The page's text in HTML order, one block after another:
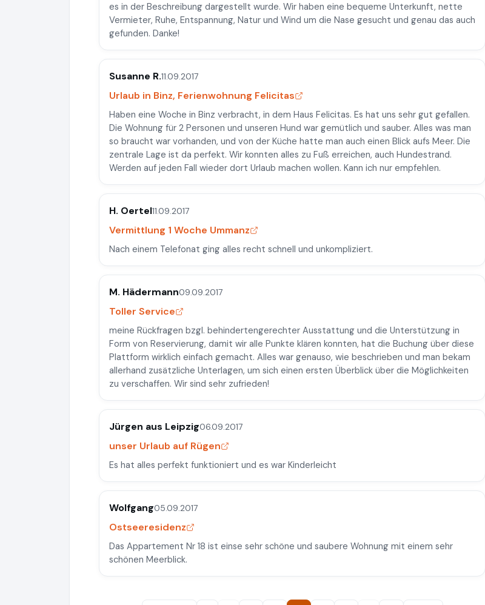
es in der Beschreibung dargestellt wurde. Wir haben eine bequeme Unterkunft, nette
Vermieter, Ruhe, Entspannung, Natur und Wind um die Nase gesucht und genau das auch
gefunden. Danke!
Susanne R.11.09.2017
Urlaub in Binz, Ferienwohnung Felicitas
Haben eine Woche in Binz verbracht, in dem Haus Felicitas. Es hat uns sehr gut gefallen.
Die Wohnung für 2 Personen und unseren Hund war gemütlich und sauber. Alles was man
so braucht war vorhanden, und von der Küche hatte man auch einen Blick aufs Meer. Die
zentrale Lage ist da perfekt. Wir konnten alles zu Fuß erreichen, auch Hundestrand.
Werden auf jeden Fall wieder dort Urlaub machen wollen. Kann ich nur empfehlen.
H. Oertel11.09.2017
Vermittlung 1 Woche Ummanz
Nach einem Telefonat ging alles recht schnell und unkompliziert.
M. Hädermann09.09.2017
Toller Service
meine Rückfragen bzgl. behindertengerechter Ausstattung und die Unterstützung in
Form von Reservierung, damit wir alle Punkte klären konnten, hat die Buchung über diese
Plattform wirklich einfach gemacht. Alles war genauso, wie beschrieben und man bekam
allerhand zusätzliche Unterlagen, um sich einen ersten Überblick über die Möglichkeiten
zu verschaffen. Wir sind sehr zufrieden!
Jürgen aus Leipzig06.09.2017
unser Urlaub auf Rügen
Es hat alles perfekt funktioniert und es war Kinderleicht
Wolfgang05.09.2017
Ostseeresidenz
Das Appartement Nr 18 ist einse sehr schöne und saubere Wohnung mit einem sehr
schönen Meerblick.